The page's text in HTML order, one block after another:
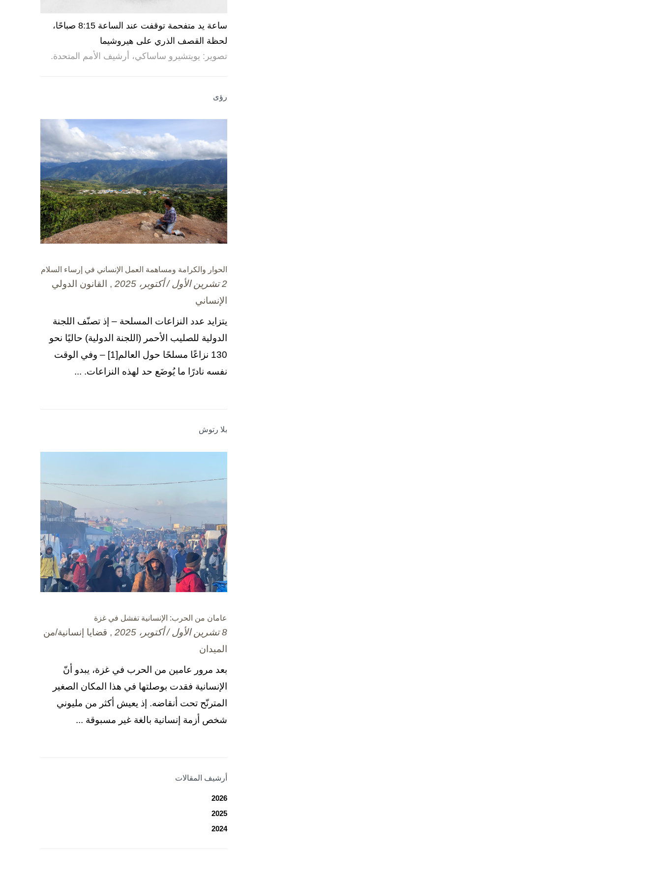
ساعة يد متفحمة توقفت عند الساعة 8:15 صباحًا،
لحظة القصف الذري على هيروشيما
تصوير: يويتشيرو ساساكي، أرشيف الأمم المتحدة.
رؤى
الحوار والكرامة ومساهمة العمل الإنساني في إرساء السلام
2 تشرين الأول / أكتوبر، 2025
, القانون الدولي
الإنساني
يتزايد عدد النزاعات المسلحة – إذ تصنّف اللجنة
الدولية للصليب الأحمر (اللجنة الدولية) حاليًا نحو
130 نزاعًا مسلحًا حول العالم[1] – وفي الوقت
نفسه نادرًا ما يُوضَع حد لهذه النزاعات. ...
بلا رتوش
عامان من الحرب: الإنسانية تفشل في غزة
8 تشرين الأول / أكتوبر، 2025
, قضايا إنسانية/من
الميدان
بعد مرور عامين من الحرب في غزة، يبدو أنّ
الإنسانية فقدت بوصلتها في هذا المكان الصغير
المترنّح تحت أنقاضه. إذ يعيش أكثر من مليوني
شخص أزمة إنسانية بالغة غير مسبوقة ...
أرشيف المقالات
2026
2025
2024